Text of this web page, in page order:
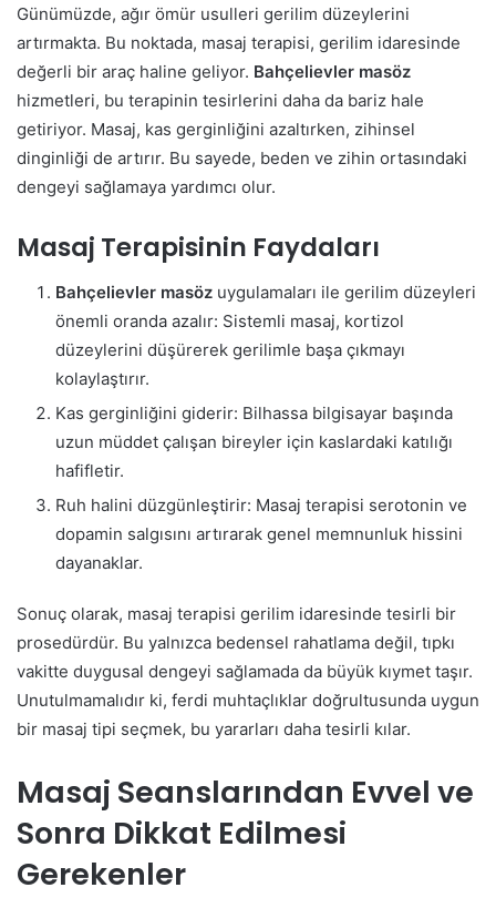
Günümüzde, ağır ömür usulleri gerilim düzeylerini
artırmakta. Bu noktada, masaj terapisi, gerilim idaresinde
değerli bir araç haline geliyor. Bahçelievler masöz
hizmetleri, bu terapinin tesirlerini daha da bariz hale
getiriyor. Masaj, kas gerginliğini azaltırken, zihinsel
dinginliği de artırır. Bu sayede, beden ve zihin ortasındaki
dengeyi sağlamaya yardımcı olur.
Masaj Terapisinin Faydaları
Bahçelievler masöz uygulamaları ile gerilim düzeyleri
önemli oranda azalır: Sistemli masaj, kortizol
düzeylerini düşürerek gerilimle başa çıkmayı
kolaylaştırır.
Kas gerginliğini giderir: Bilhassa bilgisayar başında
uzun müddet çalışan bireyler için kaslardaki katılığı
hafifletir.
Ruh halini düzgünleştirir: Masaj terapisi serotonin ve
dopamin salgısını artırarak genel memnunluk hissini
dayanaklar.
Sonuç olarak, masaj terapisi gerilim idaresinde tesirli bir
prosedürdür. Bu yalnızca bedensel rahatlama değil, tıpkı
vakitte duygusal dengeyi sağlamada da büyük kıymet taşır.
Unutulmamalıdır ki, ferdi muhtaçlıklar doğrultusunda uygun
bir masaj tipi seçmek, bu yararları daha tesirli kılar.
Masaj Seanslarından Evvel ve
Sonra Dikkat Edilmesi
Gerekenler